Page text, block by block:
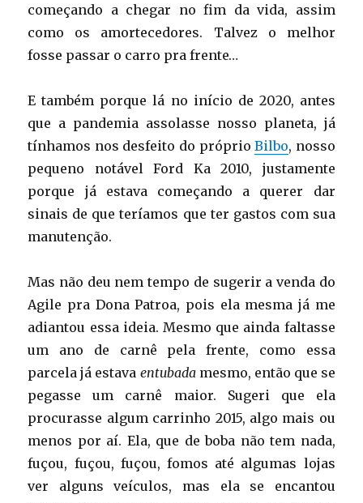
começando a chegar no fim da vida, assim
como os amortecedores. Talvez o melhor
fosse passar o carro pra frente…
E também porque lá no início de 2020, antes
que a pandemia assolasse nosso planeta, já
tínhamos nos desfeito do próprioBilbo, nosso
pequeno notável Ford Ka 2010, justamente
porque já estava começando a querer dar
sinais de que teríamos que ter gastos com sua
manutenção.
Mas não deu nem tempo de sugerir a venda do
Agile pra Dona Patroa, pois ela mesma já me
adiantou essa ideia. Mesmo que ainda faltasse
um ano de carnê pela frente, como essa
parcela já estava entubadamesmo, então que se
pegasse um carnê maior. Sugeri que ela
procurasse algum carrinho 2015, algo mais ou
menos por aí. Ela, que de boba não tem nada,
fuçou, fuçou, fuçou, fomos até algumas lojas
ver alguns veículos, mas ela se encantou